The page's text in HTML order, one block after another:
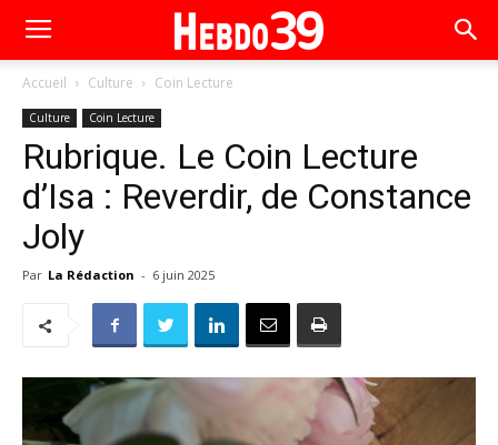
Accueil Culture Coin Lecture
Culture Coin Lecture
Rubrique. Le Coin Lecture
d’Isa : Reverdir, de Constance
Joly
Par La Rédaction - 6 juin 2025